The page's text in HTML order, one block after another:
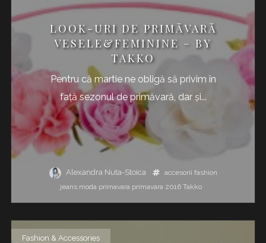
LOOK-URI DE PRIMĂVARĂ
VESELE&FEMININE – BY
TAKKO
Pentru că martie ne obligă să privim în
față sezonul de primăvară, dar și...
Alexandra Nuta-Stoica accesorii fashion
jeans moda primavara primavara 2016 Takko
Fashion & Accessories